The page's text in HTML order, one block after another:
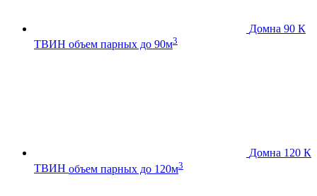
Домна 90 К
ТВИН объем парных до 90м3
Домна 120 К
ТВИН объем парных до 120м3